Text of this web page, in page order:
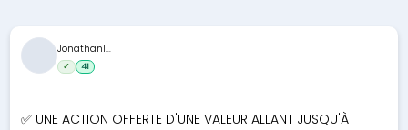
✅ UNE ACTION OFFERTE D'UNE VALEUR ALLANT JUSQU'À
Jonathan1...
✓ 41